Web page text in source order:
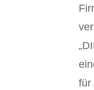
für